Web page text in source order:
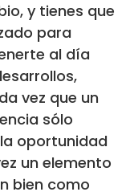
y tienes que
para
al día
vez que un
sólo
oportunidad
un elemento
bien como